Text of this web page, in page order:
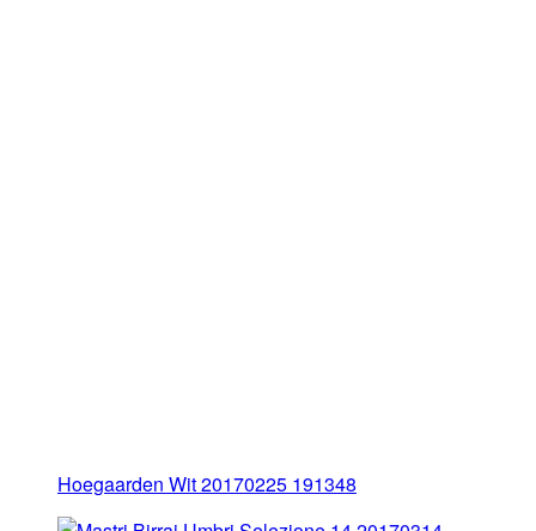
Hoegaarden Wit 20170225 191348